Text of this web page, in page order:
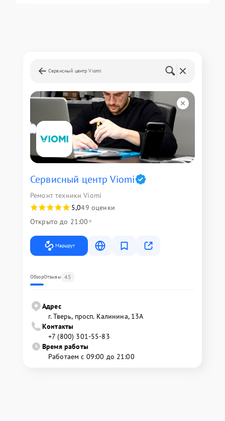
Сервисный центр Viomi
Сервисный центр Viomi
Ремонт техники Viomi
5,049 оценки
Открыто до 21:00
Маршрут
ОбзорОтзывы 45
Адрес
г. Тверь, просп. Калинина, 13А
Контакты
+7 (800) 301-55-83
Время работы
Работаем с 09:00 до 21:00